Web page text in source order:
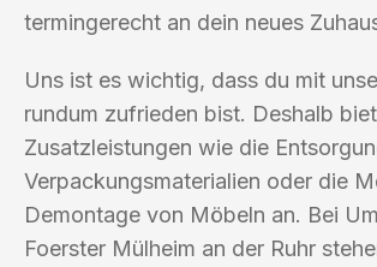
termingerecht an dein neues
Uns ist es wichtig, dass du mit
rundum zufrieden bist. Deshalb
Zusatzleistungen wie die
Verpackungsmaterialien oder die
Demontage von Möbeln an. Bei
Foerster Mülheim an der Ruhr